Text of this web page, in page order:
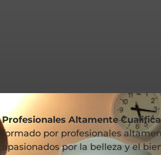
Profesionales Altamente
formado por profesionales
apasionados por la belleza y el